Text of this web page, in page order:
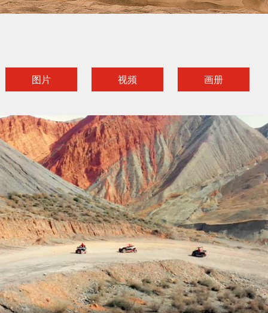
图片 视频 画册